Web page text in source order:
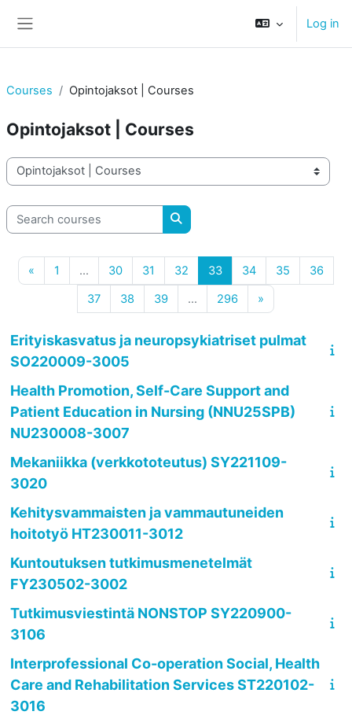
Log in
Courses Opintojaksot | Courses
Opintojaksot | Courses
Course categories
Search courses
Search courses
« Previous page
1 Page 1
… 30Page 30
31 Page 31
32 Page 32
33Page 33
34Page 34
35 Page 35
36
37Page 37
38 Page 38
39Page 39
… 296Page 296
»
Erityiskasvatus ja neuropsykiatriset pulmat
SO220009-3005
Health Promotion, Self-Care Support and
Patient Education in Nursing (NNU25SPB)
NU230008-3007
Mekaniikka (verkkototeutus) SY221109-
3020
Kehitysvammaisten ja vammautuneiden
hoitotyö HT230011-3012
Kuntoutuksen tutkimusmenetelmät
FY230502-3002
Tutkimusviestintä NONSTOP SY220900-
3106
Interprofessional Co-operation Social, Health
Care and Rehabilitation Services ST220102-
3016